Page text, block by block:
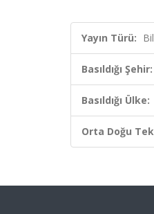
Yayın Türü:
Basıldığı Şehir:
Basıldığı Ülke:
Orta Doğu